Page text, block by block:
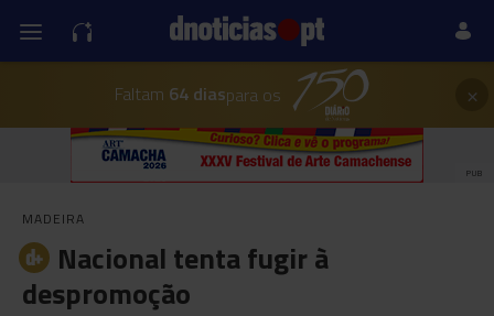
Faltam 64 diaspara os ×
PUB
MADEIRA
Nacional tenta fugir à
despromoção